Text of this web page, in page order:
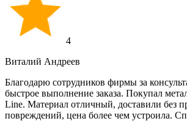
4
Виталий Андреев
Благодарю сотрудников фирмы за
быстрое выполнение заказа. Покупал
Line. Материал отличный, доставили без
повреждений, цена более чем устроила.